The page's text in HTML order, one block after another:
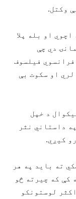
وکتل.
او بله پلا
دي چې
فیلسوف
او سکوت بې
د خپل
داستاني نثر
کیږي.
ته باید په هر
کې که چیرته څو
لوستونکو